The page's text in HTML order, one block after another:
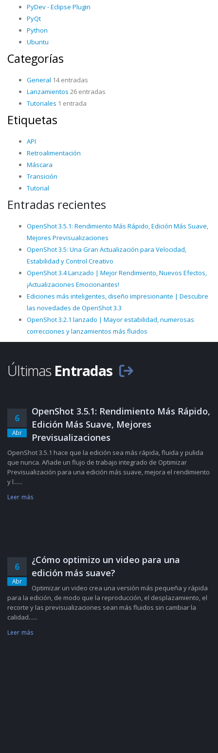
PyDev - Eclipse Plugin
PyQt
Python
Ubuntu
Categorías
General 14 entradas
Lanzamientos 26 entradas
Tutoriales 1 entrada
Etiquetas
API
Retroalimentación
Máscara
Transición
Tutorial
Entradas recientes
OpenShot 3.5.1: Rendimiento Más Rápido, Edición Más Suave,
Mejores Previsualizaciones
OpenShot 3.5: Una Gran Actualización para Velocidad,
Estabilidad y Control Creativo
OpenShot 3.4 Lanzado | Mejor Rendimiento, Nuevos Efectos,
¡Actualizaciones Emocionantes!
Ediciones más inteligentes, diseño impresionante | Descubre
las novedades de OpenShot 3.3
OpenShot 3.2.1 lanzado | Mayor estabilidad, numerosas
correcciones y lanzamientos más fluidos
Últimas Entradas
6
Abr
OpenShot 3.5.1: Rendimiento Más Rápido,
Edición Más Suave, Mejores
Previsualizaciones
OpenShot 3.5.1 hace que la edición sea más rápida, fluida y pulida
que nunca. Añade un flujo de trabajo integrado de Optimizar
Previsualización para una edición más suave, mejora el rendimiento
y l......
Leer más
6
Abr
¿Cómo optimizo un video para una
edición más suave?
Optimizar un video crea una versión más pequeña y rápida
para la edición, de modo que la reproducción, el desplazamiento, el
recorte y las previsualizaciones sean más fluidos sin cambiar la
calidad......
Leer más